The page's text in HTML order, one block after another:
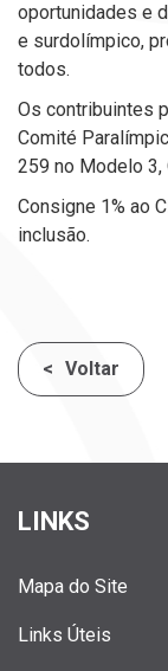
oportunidades e
e surdolímpico,
todos.
Os contribuintes
Comité
259 no Modelo 3,
Consigne 1% ao
inclusão.
Voltar
LINKS
Mapa do Site
Links Úteis